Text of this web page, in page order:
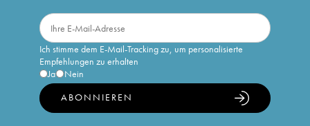
Ich stimme dem E-Mail-Tracking zu, um personalisierte
Empfehlungen zu erhalten
Ja
Nein
ABONNIEREN